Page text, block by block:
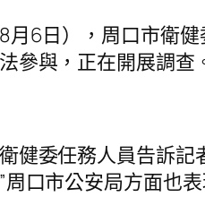
月6日），周口市衛
參與，正在開展調
健委任務人員告訴記
周口市公安局方面也